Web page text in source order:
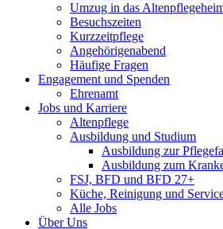
Umzug in das
Besuchszeiten
Kurzzeitpflege
Angehörigenabend
Häufige Fragen
Engagement und Spenden
Ehrenamt
Jobs und Karriere
Altenpflege
Ausbildung und Studium
Ausbildung zur
Ausbildung zum
FSJ, BFD und BFD 27+
Küche, Reinigung und
Alle Jobs
Über Uns